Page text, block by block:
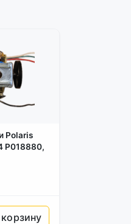
Polaris
P018880,